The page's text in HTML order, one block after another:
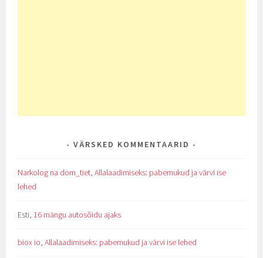
VÄRSKED KOMMENTAARID
Narkolog na dom_tiet ,Allalaadimiseks: pabernukud ja värvi ise
lehed
Esti 16 mängu autosõidu ajaks
biox io,Allalaadimiseks: pabernukud ja värvi ise lehed